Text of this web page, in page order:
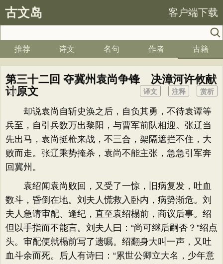
古文岛 客户端下载
推荐 诗文 名句 作者 古籍
第三十二回 夺冀州袁尚争锋 决漳河许攸献
计原文
赏析
注释
译文
却说袁尚自斩史涣之后，自负其勇，不待袁谭等
兵至，自引兵数万出黎阳，与曹军前队相迎。张辽当
先出马，袁尚挺枪来战，不三合，架隔遮拦不住，大
败而走。张辽乘势掩杀，袁尚不能主张，急急引军奔
回冀州。
袁绍闻袁尚败回，又受了一惊，旧病复发，吐血
数斗，昏倒在地。刘夫人慌救入卧内，病势渐危。刘
夫人急请审配、逢纪，直至袁绍榻前，商议后事。绍
但以手指而不能言。刘夫人曰：“尚可继后嗣否？”绍点
头。审配便就榻前写了遗嘱。绍翻身大叫一声，又吐
血斗余而死。后人有诗曰：“累世公卿立大名，少年意